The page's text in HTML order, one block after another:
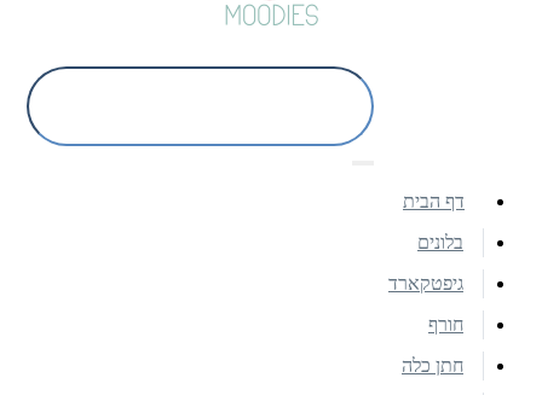
דף הבית
בלונים
גיפטקארד
חורף
חתן כלה